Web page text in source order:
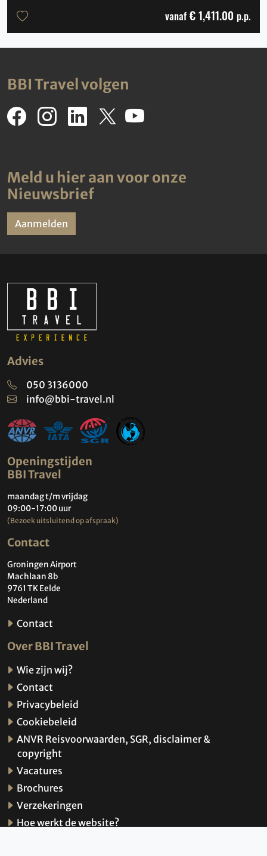
vanaf € 1,411.00 p.p.
BBI Travel volgen
Meld u hier aan voor onze
Nieuwsbrief
Aanmelden
Advies
050 3136000
info@bbi-travel.nl
Openingstijden
BBI Travel
maandag t/m vrijdag
09:00-17:00 uur
(Bezoek uitsluitend op afspraak)
Contact
Groningen Airport
Machlaan 8b
9761 TK Eelde
Nederland
Contact
Over BBI Travel
Wie zijn wij?
Contact
Privacybeleid
Cookiebeleid
ANVR Reisvoorwaarden, SGR, disclaimer &
copyright
Vacatures
Brochures
Verzekeringen
Hoe werkt de website?